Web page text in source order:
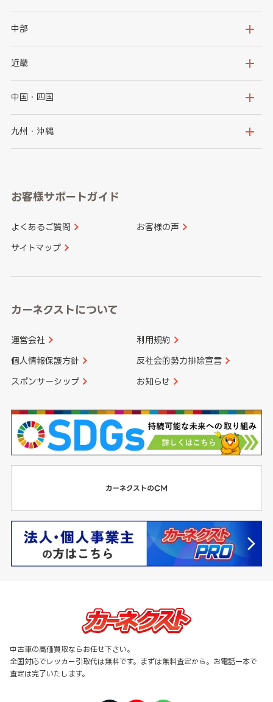
岩手県
秋田県
茨城県
群馬県
千葉県
神奈川県
中部
新潟県
石川県
山梨県
愛知県
近畿
大阪府
京都府
和歌山県
中国・四国
鳥取県
山口県
香川県 愛媛県
九州・沖縄
長崎県
大分県 宮崎県
お客様サポートガイド
よくあるご質問 お客様の声
サイトマップ
カーネクストについて
運営会社 利用規約
個人情報保護方針 反社会的勢力排除宣言
スポンサーシップ お知らせ
中古車の高価買取ならお任せ下さい。
全国対応でレッカー引取代は無料です。まずは無料査定から。お電話一本で
査定は完了いたします。